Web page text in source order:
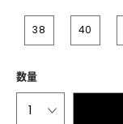
38 40
数量
1